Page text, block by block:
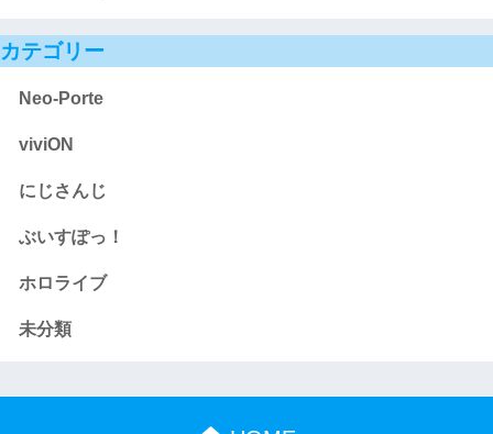
カテゴリー
Neo-Porte
viviON
にじさんじ
ぶいすぽっ！
ホロライブ
未分類